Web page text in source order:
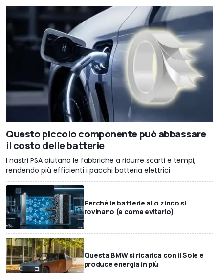
Questo piccolo componente può abbassare
il costo delle batterie
I nastri PSA aiutano le fabbriche a ridurre scarti e tempi,
rendendo più efficienti i pacchi batteria elettrici
Perché le batterie allo zinco si
rovinano (e come evitarlo)
Questa BMW si ricarica con il Sole e
produce energia in più